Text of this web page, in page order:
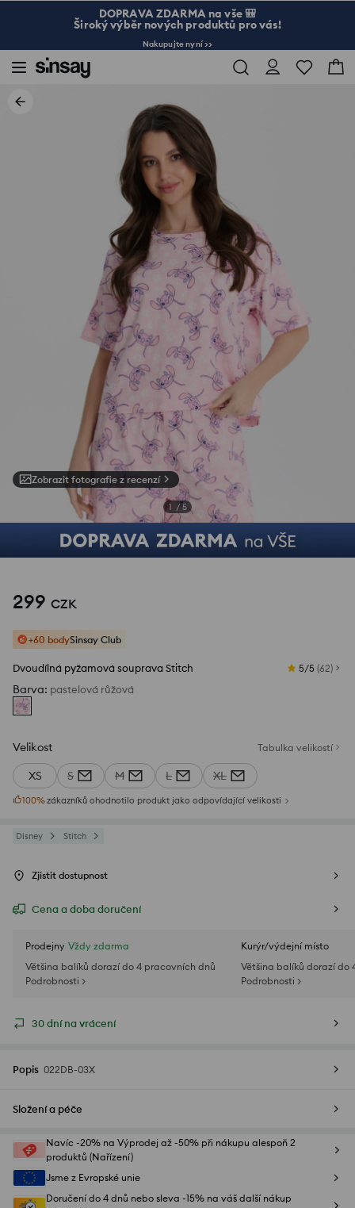
DOPRAVA ZDARMA na vše 🎒
Široký výběr nových produktů pro vás!
Nakupujte nyní >>
Zobrazit fotografie z recenzí
1 / 5
299 CZK
+60 bodySinsay Club
Dvoudílná pyžamová souprava Stitch 5/5 (62)
Barva: pastelová růžová
Velikost Tabulka velikostí
XS S M L XL
100%zákazníků ohodnotilo produkt jako odpovídající velikosti
Disney Stitch
Zjistit dostupnost
Cena a doba doručení
Prodejny Vždy zdarma
Většina balíků dorazí do 4 pracovních dnů
Podrobnosti >
Kurýr/výdejní místo
Většina balíků dorazí do
Podrobnosti >
30 dní na vrácení
Popis 022DB-03X
Složení a péče
Navíc -20% na Výprodej až -50% při nákupu alespoň 2
produktů (Nařízení)
Jsme z Evropské unie
Doručení do 4 dnů nebo sleva -15% na váš další nákup